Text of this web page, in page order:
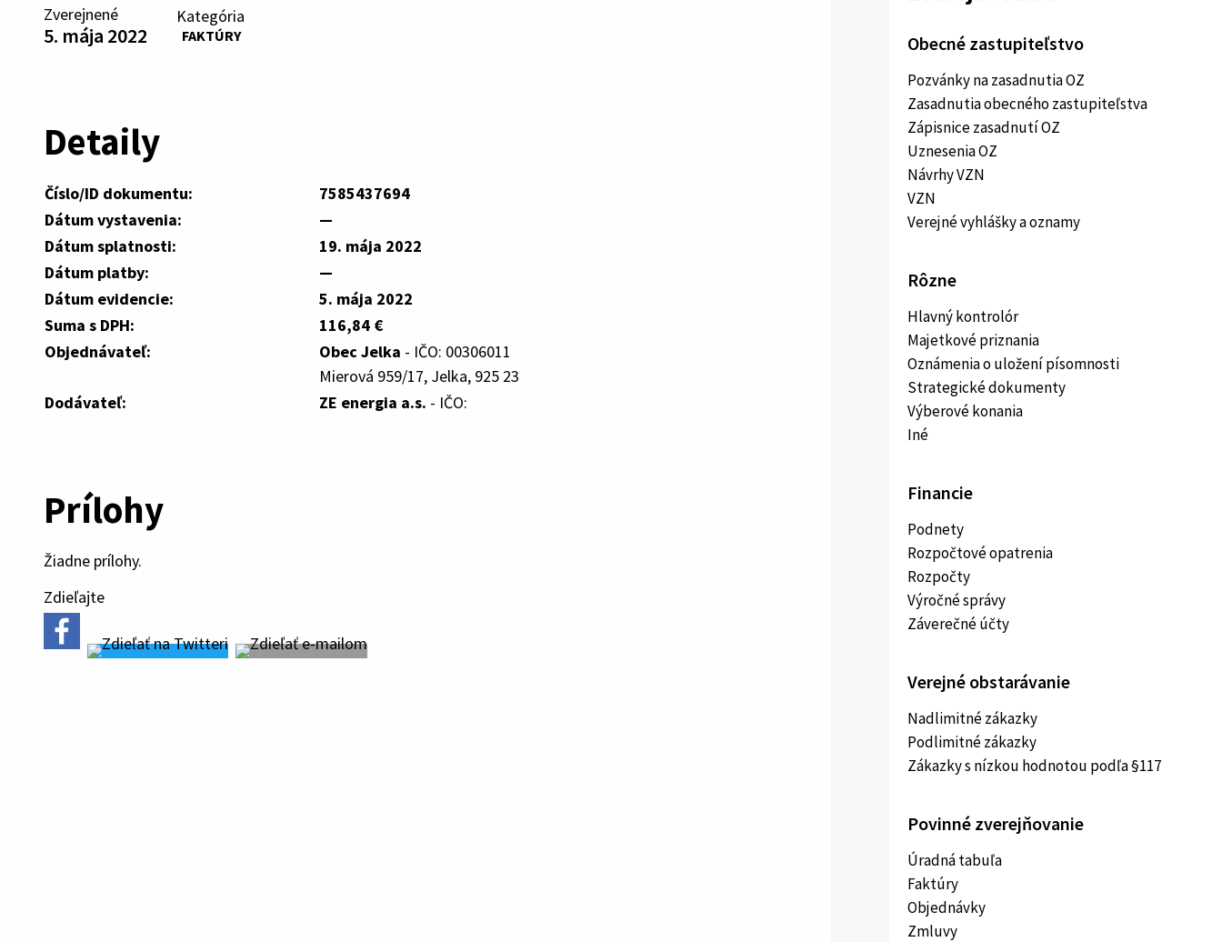
Zverejnené
5. mája 2022
Kategória
FAKTÚRY
Detaily
Číslo/ID dokumentu:
7585437694
Dátum vystavenia:
—
Dátum splatnosti:
19. mája 2022
Dátum platby:
—
Dátum evidencie:
5. mája 2022
Suma s DPH:
116,84 €
Objednávateľ:
Obec Jelka - IČO: 00306011
Mierová 959/17, Jelka, 925 23
Dodávateľ:
ZE energia a.s. - IČO:
Prílohy
Žiadne prílohy.
Zdieľajte
Obecné zastupiteľstvo
Pozvánky na zasadnutia OZ
Zasadnutia obecného zastupiteľstva
Zápisnice zasadnutí OZ
Uznesenia OZ
Návrhy VZN
VZN
Verejné vyhlášky a oznamy
Rôzne
Hlavný kontrolór
Majetkové priznania
Oznámenia o uložení písomnosti
Strategické dokumenty
Výberové konania
Iné
Financie
Podnety
Rozpočtové opatrenia
Rozpočty
Výročné správy
Záverečné účty
Verejné obstarávanie
Nadlimitné zákazky
Podlimitné zákazky
Zákazky s nízkou hodnotou podľa §117
Povinné zverejňovanie
Úradná tabuľa
Faktúry
Objednávky
Zmluvy